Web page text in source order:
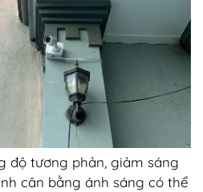
độ tương phản, giảm sáng
cân bằng ánh sáng có thể